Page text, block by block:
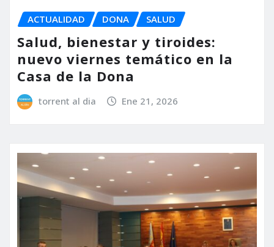
ACTUALIDAD DONA SALUD
Salud, bienestar y tiroides:
nuevo viernes temático en la
Casa de la Dona
torrent al dia Ene 21, 2026